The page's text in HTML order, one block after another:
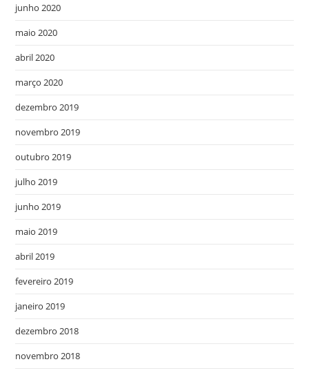
junho 2020
maio 2020
abril 2020
março 2020
dezembro 2019
novembro 2019
outubro 2019
julho 2019
junho 2019
maio 2019
abril 2019
fevereiro 2019
janeiro 2019
dezembro 2018
novembro 2018